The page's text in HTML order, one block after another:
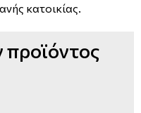
κατοικίας.